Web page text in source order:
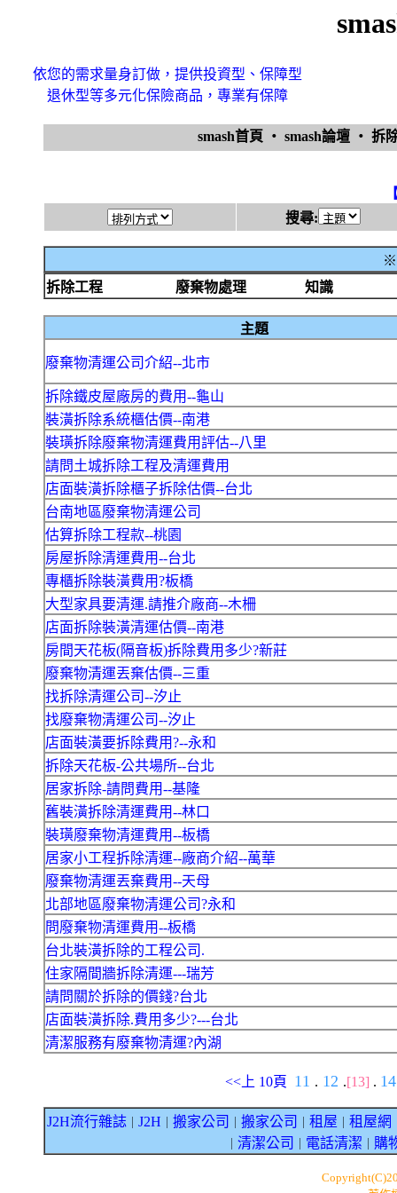
依您的需求量身訂做，提供投資型、保障型
退休型等多元化保險商品，專業有保障
smash首頁 ‧ smash論壇 ‧ 拆
搜尋:
※
拆除工程
廢棄物處理 知識
主題
廢棄物清運公司介紹--北市
拆除鐵皮屋廠房的費用--龜山
裝潢拆除系統櫃估價--南港
裝璜拆除廢棄物清運費用評估--八里
請問土城拆除工程及清運費用
店面裝潢拆除櫃子拆除估價--台北
台南地區廢棄物清運公司
估算拆除工程款--桃園
房屋拆除清運費用--台北
專櫃拆除裝潢費用?板橋
大型家具要清運.請推介廠商--木柵
店面拆除裝潢清運估價--南港
房間天花板(隔音板)拆除費用多少?新莊
廢棄物清運丟棄估價--三重
找拆除清運公司--汐止
找廢棄物清運公司--汐止
店面裝潢要拆除費用?--永和
拆除天花板-公共場所--台北
居家拆除-請問費用--基隆
舊裝潢拆除清運費用--林口
裝璜廢棄物清運費用--板橋
居家小工程拆除清運--廠商介紹--萬華
廢棄物清運丟棄費用--天母
北部地區廢棄物清運公司?永和
問廢棄物清運費用--板橋
台北裝潢拆除的工程公司.
住家隔間牆拆除清運---瑞芳
請問關於拆除的價錢?台北
店面裝潢拆除.費用多少?---台北
清潔服務有廢棄物清運?內湖
<<上 10頁 11 . 12 .[13] .
J2H流行雜誌 J2H 搬家公司 搬家公司 租屋 租屋網
清潔公司 電話清潔 購